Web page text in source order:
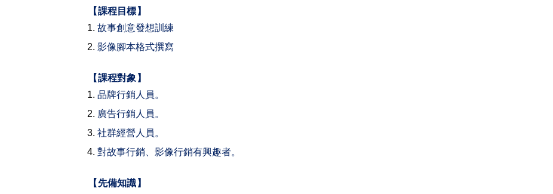
【課程目標】
故事創意發想訓練
影像腳本格式撰寫
【課程對象】
品牌行銷人員。
廣告行銷人員。
社群經營人員。
對故事行銷、影像行銷有興趣者。
【先備知識】